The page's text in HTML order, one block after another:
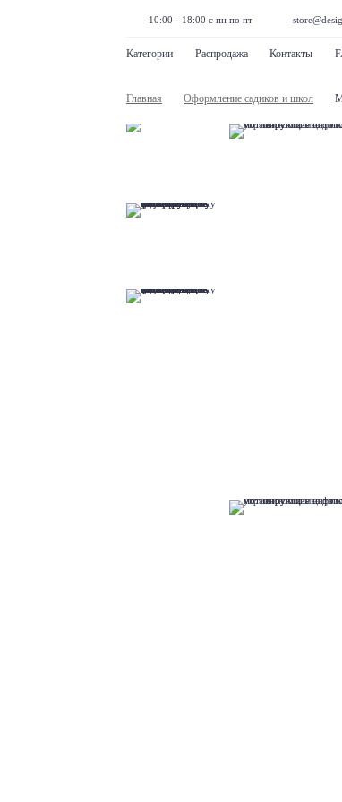
10:00 - 18:00 с пн по пт
Категории Распродажа Контакты
Главная Оформление садиков и школ